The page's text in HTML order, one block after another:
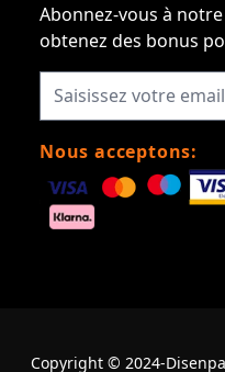
Abonnez-vous à
obtenez des bonus
Nous acceptons:
Copyright © 2024-